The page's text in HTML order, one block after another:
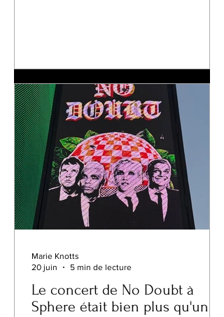
finalement réinventé aux États-Unis
après avoir fui les persécutions nazies,
Weill a transformé chaque chapitre de
sa vie en musique. Ses œuvres ont
franchi les frontiè
Le concert de No Doubt à
Sphere était bien plus qu'un
Marie Knotts
20 juin
5 min de lecture